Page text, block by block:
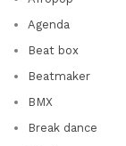
Agenda
Beat box
Beatmaker
BMX
Break dance